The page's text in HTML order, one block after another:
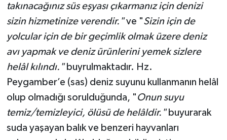
takınacağınız süs eşyası çıkarmanız için denizi
sizin hizmetinize verendir."ve "Sizin için de
yolcular için de bir geçimlik olmak üzere deniz
avı yapmak ve deniz ürünlerini yemek sizlere
helâl kılındı."buyrulmaktadır. Hz.
Peygamber’e (sas) deniz suyunu kullanmanın helâl
olup olmadığı sorulduğunda, " Onun suyu
temiz/temizleyici, ölüsü de helâldir."buyurarak
suda yaşayan balık ve benzeri hayvanları